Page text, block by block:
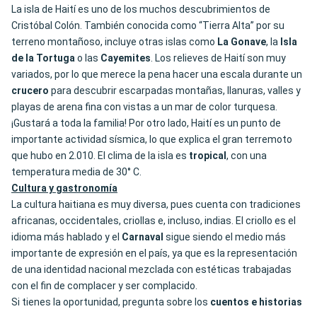
La isla de Haití es uno de los muchos descubrimientos de
Cristóbal Colón. También conocida como “Tierra Alta” por su
terreno montañoso, incluye otras islas como La Gonave, la Isla
de la Tortugao las Cayemites. Los relieves de Haití son muy
variados, por lo que merece la pena hacer una escala durante un
crucero para descubrir escarpadas montañas, llanuras, valles y
playas de arena fina con vistas a un mar de color turquesa.
¡Gustará a toda la familia! Por otro lado, Haití es un punto de
importante actividad sísmica, lo que explica el gran terremoto
que hubo en 2.010. El clima de la isla es tropical , con una
temperatura media de 30° C.
Cultura y gastronomía
La cultura haitiana es muy diversa, pues cuenta con tradiciones
africanas, occidentales, criollas e, incluso, indias. El criollo es el
idioma más hablado y el Carnaval sigue siendo el medio más
importante de expresión en el país, ya que es la representación
de una identidad nacional mezclada con estéticas trabajadas
con el fin de complacer y ser complacido.
Si tienes la oportunidad, pregunta sobre los cuentos e historias